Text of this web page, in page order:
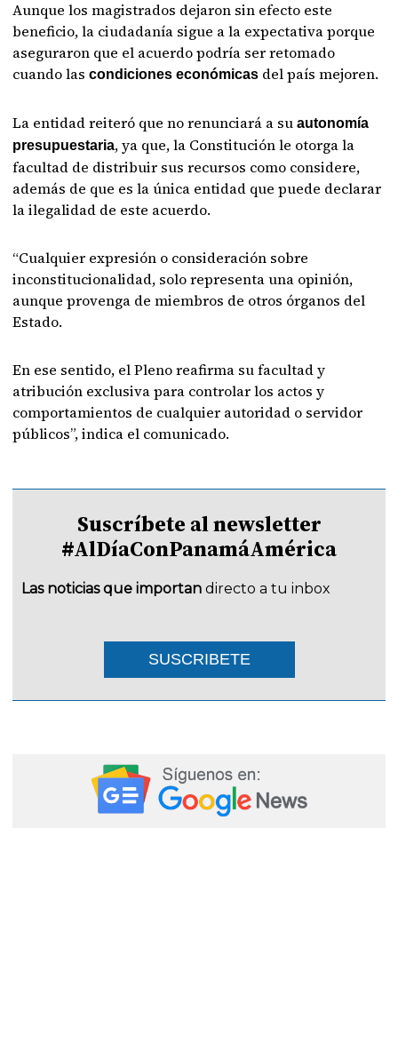
Aunque los magistrados dejaron sin efecto este
beneficio, la ciudadanía sigue a la expectativa porque
aseguraron que el acuerdo podría ser retomado
cuando lascondiciones económicas del país mejoren.
La entidad reiteró que no renunciará a suautonomía
presupuestaria, ya que, la Constitución le otorga la
facultad de distribuir sus recursos como considere,
además de que es la única entidad que puede declarar
la ilegalidad de este acuerdo.
“Cualquier expresión o consideración sobre
inconstitucionalidad, solo representa una opinión,
aunque provenga de miembros de otros órganos del
Estado.
En ese sentido, el Pleno reafirma su facultad y
atribución exclusiva para controlar los actos y
comportamientos de cualquier autoridad o servidor
públicos”, indica el comunicado.
Suscríbete al newsletter
#AlDíaConPanamáAmérica
Las noticias que importan directo a tu inbox
SUSCRIBETE